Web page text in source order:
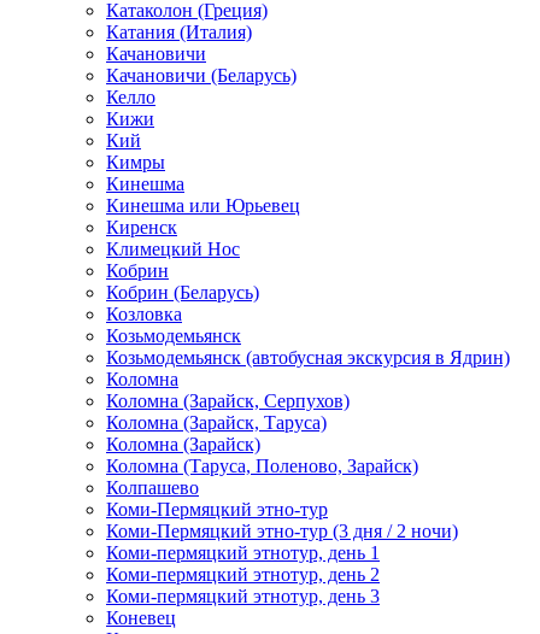
Катаколон (Греция)
Катания (Италия)
Качановичи
Качановичи (Беларусь)
Келло
Кижи
Кий
Кимры
Кинешма
Кинешма или Юрьевец
Киренск
Климецкий Нос
Кобрин
Кобрин (Беларусь)
Козловка
Козьмодемьянск
Козьмодемьянск (автобусная экскурсия в Ядрин)
Коломна
Коломна (Зарайск, Серпухов)
Коломна (Зарайск, Таруса)
Коломна (Зарайск)
Коломна (Таруса, Поленово, Зарайск)
Колпашево
Коми-Пермяцкий этно-тур
Коми-Пермяцкий этно-тур (3 дня / 2 ночи)
Коми-пермяцкий этнотур, день 1
Коми-пермяцкий этнотур, день 2
Коми-пермяцкий этнотур, день 3
Коневец